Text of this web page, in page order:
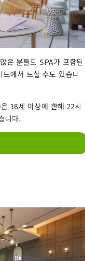
은 분들도 SPA가 포함된
에서 드실 수도 있습니
18세 이상에 한해 22시
니다.